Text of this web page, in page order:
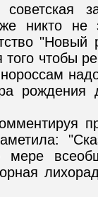
никто не
"Новый
чтобы
рождения
мере